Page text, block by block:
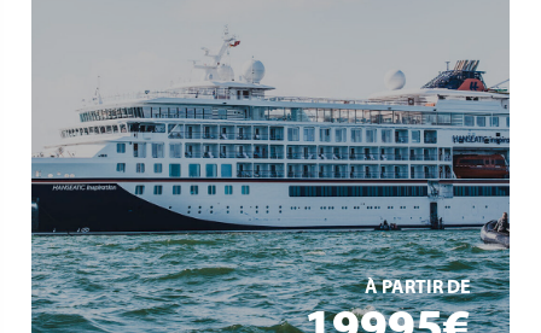
À PARTIR DE
Tierparadies Antarktis & Südgeorgien
Expedition mitten ins ewige Eis
Auf den Spuren großer Polarforscher
EN SAVOIR +